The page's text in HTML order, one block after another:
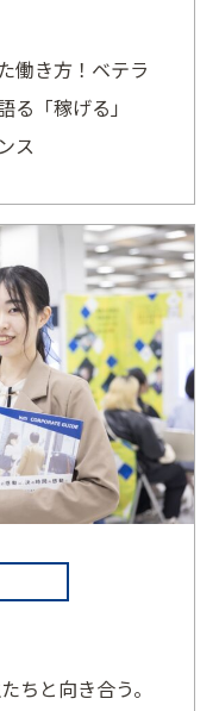
働き方！ベテラ
る「稼げる」
ス
ちと向き合う。